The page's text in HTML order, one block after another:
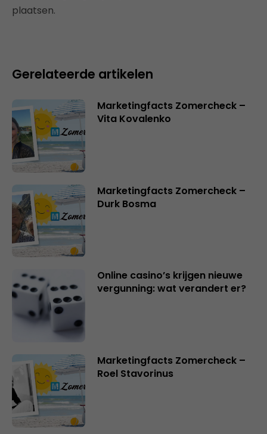
plaatsen.
Gerelateerde artikelen
Marketingfacts Zomercheck –
Vita Kovalenko
Marketingfacts Zomercheck –
Durk Bosma
Online casino’s krijgen nieuwe
vergunning: wat verandert er?
Marketingfacts Zomercheck –
Roel Stavorinus